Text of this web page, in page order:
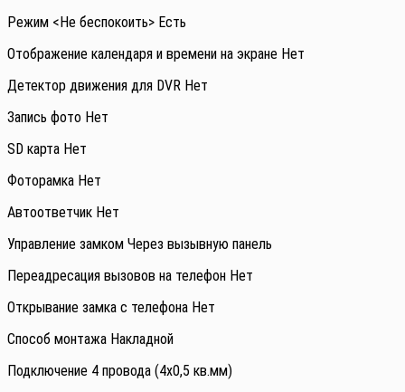
Режим <Не беспокоить> Есть
Отображение календаря и времени на экране Нет
Детектор движения для DVR Нет
Запись фото Нет
SD карта Нет
Фоторамка Нет
Автоответчик Нет
Управление замком Через вызывную панель
Переадресация вызовов на телефон Нет
Открывание замка с телефона Нет
Способ монтажа Накладной
Подключение 4 провода (4х0,5 кв.мм)